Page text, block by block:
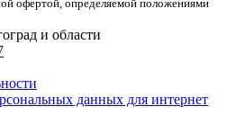
офертой, определяемой положениями
и области
данных для интернет